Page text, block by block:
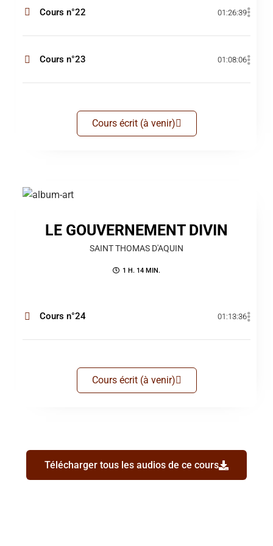
Cours n°22 01:26:39
Cours n°23 01:08:06
Cours écrit (à venir)
LE GOUVERNEMENT DIVIN
SAINT THOMAS D'AQUIN
1 H. 14 MIN.
Cours n°24 01:13:36
Cours écrit (à venir)
Télécharger tous les audios de ce cours